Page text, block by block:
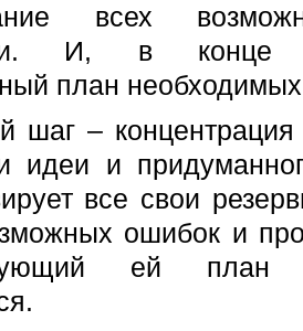
всех
И, в конце
план
шаг –
идеи и
все свои
ошибок и
ей план